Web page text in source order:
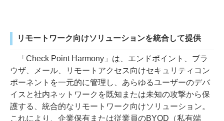
リモートワーク向けソリューションを統合して提供
「Check Point Harmony」は、エンドポイント、ブラ
ウザ、メール、リモートアクセス向けセキュリティコン
ポーネントを一元的に管理し、あらゆるユーザーのデバ
イスと社内ネットワークを既知または未知の攻撃から保
護する、統合的なリモートワーク向けソリューション。
これにより、企業保有または従業員のBYOD（私有端